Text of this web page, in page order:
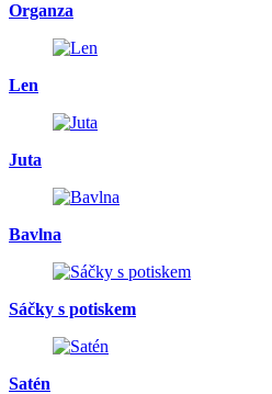
Organza
Len
Juta
Bavlna
Sáčky s potiskem
Satén